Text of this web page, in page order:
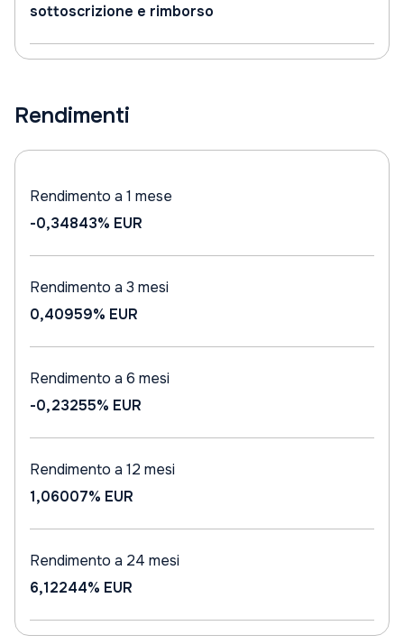
sottoscrizione e rimborso
Rendimenti
Rendimento a 1 mese
-0,34843% EUR
Rendimento a 3 mesi
0,40959% EUR
Rendimento a 6 mesi
-0,23255% EUR
Rendimento a 12 mesi
1,06007% EUR
Rendimento a 24 mesi
6,12244% EUR